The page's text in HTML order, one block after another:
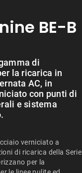
BE-B
di
la ricarica in
AC, in
con punti di
e sistema
verniciato a
di ricarica della Serie
per la